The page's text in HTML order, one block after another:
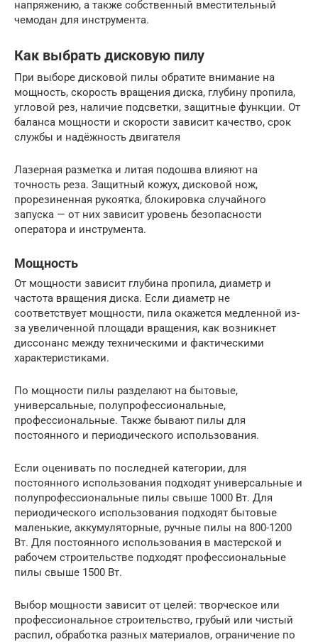
напряжению, а также собственный вместительный
чемодан для инструмента.
Как выбрать дисковую пилу
При выборе дисковой пилы обратите внимание на
мощность, скорость вращения диска, глубину пропила,
угловой рез, наличие подсветки, защитные функции. От
баланса мощности и скорости зависит качество, срок
службы и надёжность двигателя
Лазерная разметка и литая подошва влияют на
точность реза. Защитный кожух, дисковой нож,
прорезиненная рукоятка, блокировка случайного
запуска — от них зависит уровень безопасности
оператора и инструмента.
Мощность
От мощности зависит глубина пропила, диаметр и
частота вращения диска. Если диаметр не
соответствует мощности, пила окажется медленной из-
за увеличенной площади вращения, как возникнет
диссонанс между техническими и фактическими
характеристиками.
По мощности пилы разделают на бытовые,
универсальные, полупрофессиональные,
профессиональные. Также бывают пилы для
постоянного и периодического использования.
Если оценивать по последней категории, для
постоянного использования подходят универсальные и
полупрофессиональные пилы свыше 1000 Вт. Для
периодического использования подходят бытовые
маленькие, аккумуляторные, ручные пилы на 800-1200
Вт. Для постоянного использования в мастерской и
рабочем строительстве подходят профессиональные
пилы свыше 1500 Вт.
Выбор мощности зависит от целей: творческое или
профессиональное строительство, грубый или чистый
распил, обработка разных материалов, ограничение по